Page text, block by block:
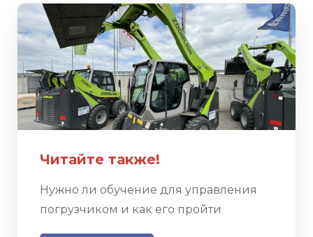
Читайте также!
Нужно ли обучение для управления
погрузчиком и как его пройти